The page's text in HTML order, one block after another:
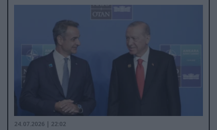
24.07.2026 | 22:02